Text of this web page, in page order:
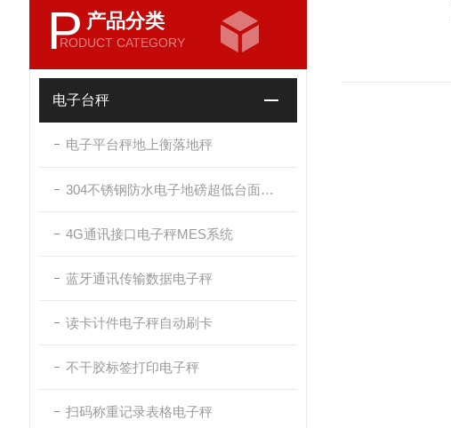
P 产品分类
RODUCT CATEGORY
电子台秤
电子平台秤地上衡落地秤
304不锈钢防水电子地磅超低台面带斜坡
4G通讯接口电子秤MES系统
蓝牙通讯传输数据电子秤
读卡计件电子秤自动刷卡
不干胶标签打印电子秤
扫码称重记录表格电子秤